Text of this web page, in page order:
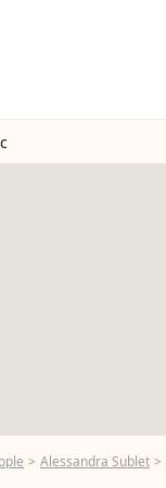
Alessandra Sublet